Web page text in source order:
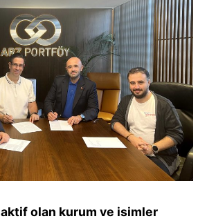
aktif olan kurum ve isimler